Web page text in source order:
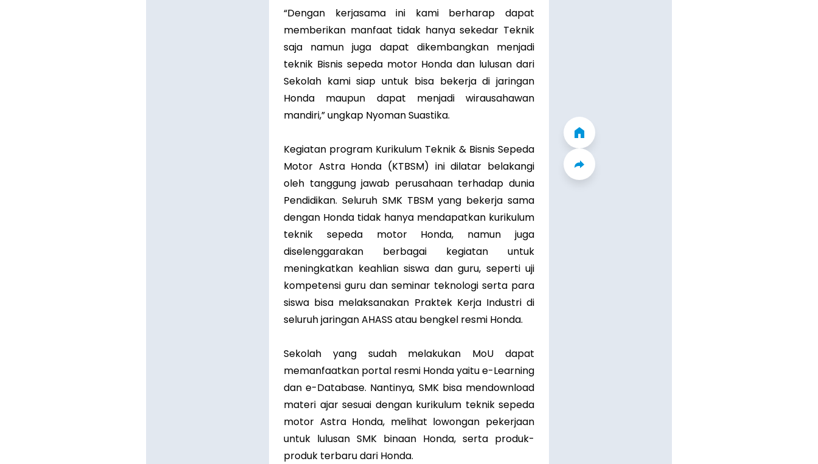
“Dengan kerjasama ini kami berharap dapat
memberikan manfaat tidak hanya sekedar Teknik
saja namun juga dapat dikembangkan menjadi
teknik Bisnis sepeda motor Honda dan lulusan dari
Sekolah kami siap untuk bisa bekerja di jaringan
Honda maupun dapat menjadi wirausahawan
mandiri,” ungkap Nyoman Suastika.
Kegiatan program Kurikulum Teknik & Bisnis Sepeda
Motor Astra Honda (KTBSM) ini dilatar belakangi
oleh tanggung jawab perusahaan terhadap dunia
Pendidikan. Seluruh SMK TBSM yang bekerja sama
dengan Honda tidak hanya mendapatkan kurikulum
teknik sepeda motor Honda, namun juga
diselenggarakan berbagai kegiatan untuk
meningkatkan keahlian siswa dan guru, seperti uji
kompetensi guru dan seminar teknologi serta para
siswa bisa melaksanakan Praktek Kerja Industri di
seluruh jaringan AHASS atau bengkel resmi Honda.
Sekolah yang sudah melakukan MoU dapat
memanfaatkan portal resmi Honda yaitu e-Learning
dan e-Database. Nantinya, SMK bisa mendownload
materi ajar sesuai dengan kurikulum teknik sepeda
motor Astra Honda, melihat lowongan pekerjaan
untuk lulusan SMK binaan Honda, serta produk-
produk terbaru dari Honda.